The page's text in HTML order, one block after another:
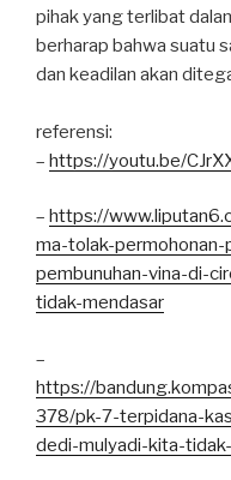
pihak yang terlibat
berharap bahwa suatu
dan keadilan akan
referensi:
– https://youtu.be/
– https://
ma-tolak-
pembunuhan-vina-di-
tidak-mendasar
–
https://
378/pk-7-terpidana-
dedi-mulyadi-kita-